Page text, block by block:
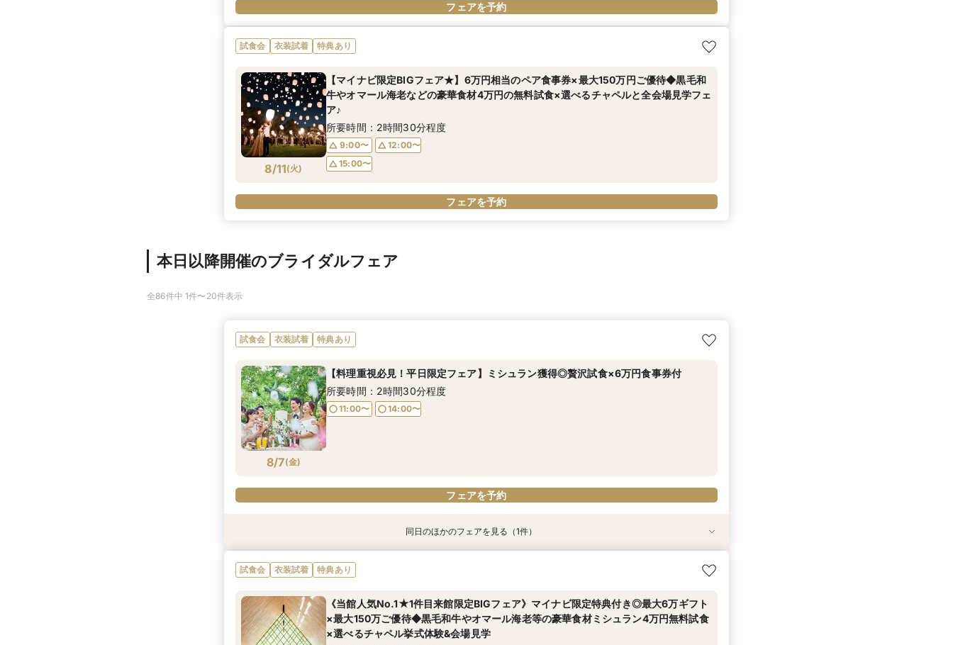
フェアを予約
試食会 衣装試着 特典あり
8/11(火)
【マイナビ限定BIGフェア★】6万円相当のペア食事券×最大150万円ご優待◆黒毛和
牛やオマール海老などの豪華食材4万円の無料試食×選べるチャペルと全会場見学フェ
ア♪
所要時間：2時間30分程度
9:00〜
12:00〜
15:00〜
フェアを予約
本日以降開催のブライダルフェア
全86件中 1件〜20件表示
試食会 衣装試着 特典あり
8/7(金)
【料理重視必見！平日限定フェア】ミシュラン獲得◎贅沢試食×6万円食事券付
所要時間：2時間30分程度
11:00〜 14:00〜
フェアを予約
【6名からOK！6名67万円~】少人数会食ご相談&4万相当試食
11:00〜 14:00〜
同日のほかのフェアを見る（1件）
試食会 衣装試着 特典あり
《当館人気No.1★1件目来館限定BIGフェア》マイナビ限定特典付き◎最大6万ギフト
×最大150万ご優待◆黒毛和牛やオマール海老等の豪華食材ミシュラン4万円無料試食
×選べるチャペル挙式体験&会場見学